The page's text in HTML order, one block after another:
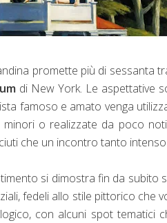
promette più di sessanta
di New York. Le aspettative
famoso e amato venga
minori o realizzate da poco
che un incontro tanto
si dimostra fin da subito
fedeli allo stile pittorico che
con alcuni spot tematici